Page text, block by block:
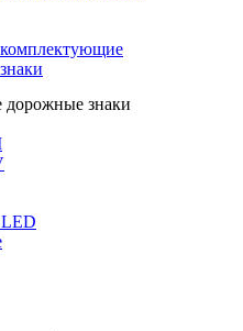
дорожные знаки